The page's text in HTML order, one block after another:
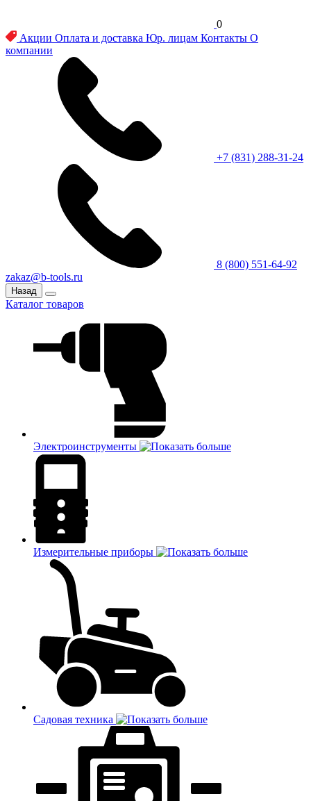
0
Акции Оплата и доставка Юр. лицам Контакты О
компании
+7 (831) 288-31-24
8 (800) 551-64-92
zakaz@b-tools.ru
Назад
Каталог товаров
Электроинструменты
Измерительные приборы
Садовая техника